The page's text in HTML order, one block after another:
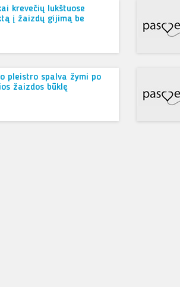
krevečių lukštuose
į žaizdų gijimą be
pleistro spalva žymi po
žaizdos būklę